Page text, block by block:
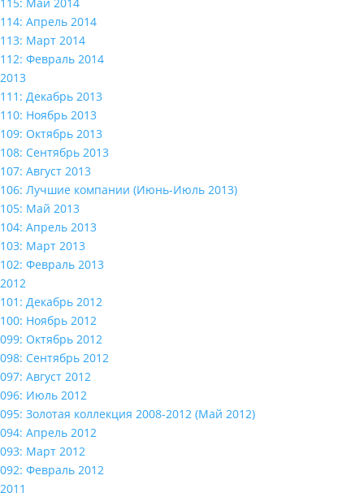
114: Апрель 2014
113: Март 2014
112: Февраль 2014
2013
111: Декабрь 2013
110: Ноябрь 2013
109: Октябрь 2013
108: Сентябрь 2013
107: Август 2013
106: Лучшие компании (Июнь-Июль 2013)
105: Май 2013
104: Апрель 2013
103: Март 2013
102: Февраль 2013
2012
101: Декабрь 2012
100: Ноябрь 2012
099: Октябрь 2012
098: Сентябрь 2012
097: Август 2012
096: Июль 2012
095: Золотая коллекция 2008-2012 (Май 2012)
094: Апрель 2012
093: Март 2012
092: Февраль 2012
2011